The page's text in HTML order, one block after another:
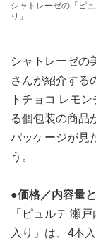
シャトレーゼの「ピ
り」
シャトレーゼの
さんが紹介する
トチョコ レモ
る個包装の商品
パッケージが見
う。
●価格／内容量
「ピュルテ 瀬
入り」は、4本